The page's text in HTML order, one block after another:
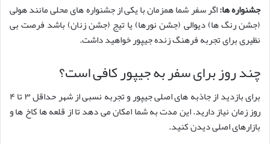
جشنواره ها:اگر سفر شما همزمان با یکی از جشنواره های محلی مانند هولی
(جشن رنگ ها) دیوالی (جشن نورها) یا تیج (جشن زنان) باشد فرصت بی
نظیری برای تجربه فرهنگ زنده جیپور خواهید داشت.
چند روز برای سفر به جیپور کافی است؟
برای بازدید از جاذبه های اصلی جیپور و تجربه نسبی از شهر حداقل ۳ تا ۴
روز زمان نیاز دارید. این مدت به شما امکان می دهد تا از قلعه ها کاخ ها و
بازارهای اصلی دیدن کنید.